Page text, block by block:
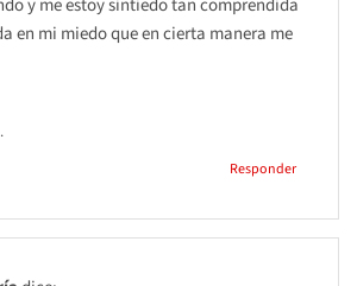
y me estoy sintiedo tan comprendida
en mi miedo que en cierta manera me
Responder